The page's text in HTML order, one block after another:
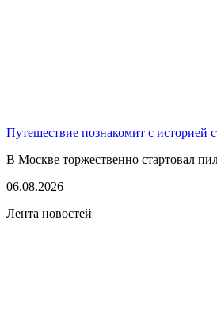
Путешествие познакомит с историей
В Москве торжественно стартовал
06.08.2026
Лента новостей